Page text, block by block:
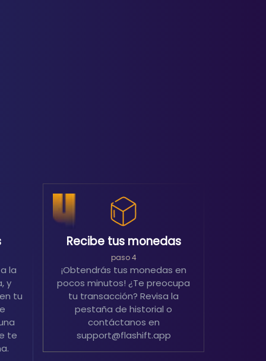
la
y
tu
te
Recibe tus monedas
paso 4
¡Obtendrás tus monedas en
pocos minutos! ¿Te preocupa
tu transacción? Revisa la
pestaña de historial o
contáctanos en
support@flashift.app